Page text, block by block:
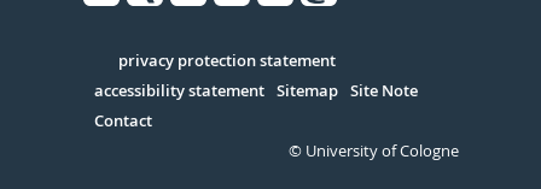
Serivce
privacy protection statement
accessibility statement Sitemap Site Note
Contact
© University of Cologne